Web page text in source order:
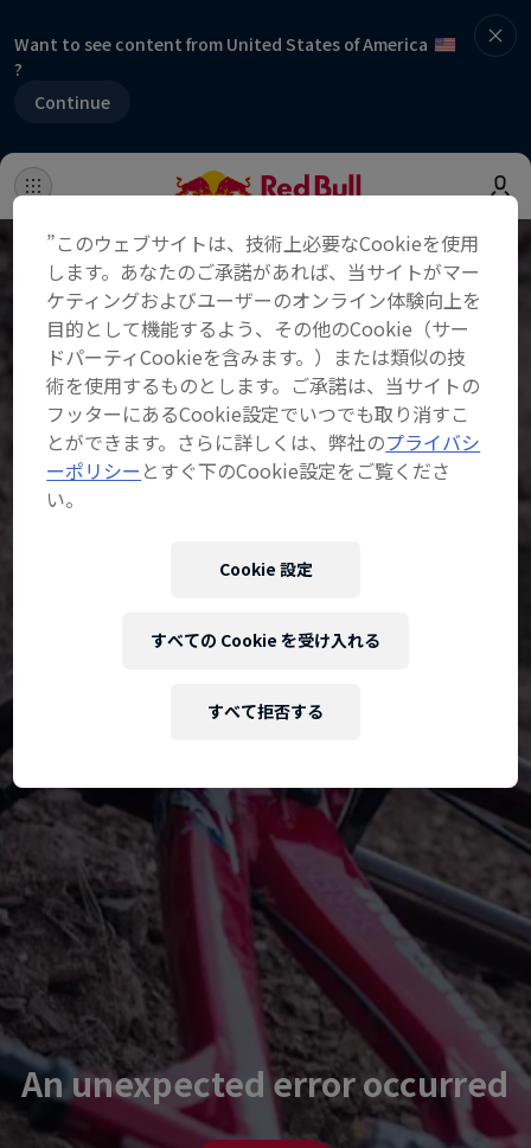
Want to see content from United States of America
?
Continue
An unexpected error occurred
”このウェブサイトは、技術上必要なCookieを使用
します。あなたのご承諾があれば、当サイトがマー
ケティングおよびユーザーのオンライン体験向上を
目的として機能するよう、その他のCookie（サー
ドパーティCookieを含みます。）または類似の技
術を使用するものとします。ご承諾は、当サイトの
フッターにあるCookie設定でいつでも取り消すこ
とができます。さらに詳しくは、弊社のプライバシ
ーポリシー とすぐ下のCookie設定をご覧くださ
い。
Cookie 設定
すべて拒否する
すべての Cookie を受け入れる